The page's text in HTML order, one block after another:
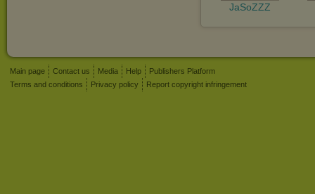
JaSoZZZ
Main page Contact us Media Help
Publishers Platform
Terms and conditions
Privacy policy Report copyright infringement